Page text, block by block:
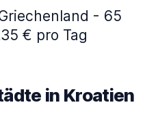
- 65
€ pro Tag
in Kroatien